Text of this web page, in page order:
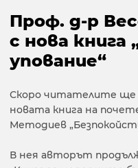
Проф. д-р
с нова книга
упование“
Скоро читателите ще
новата книга на
Методиев
В нея авторът